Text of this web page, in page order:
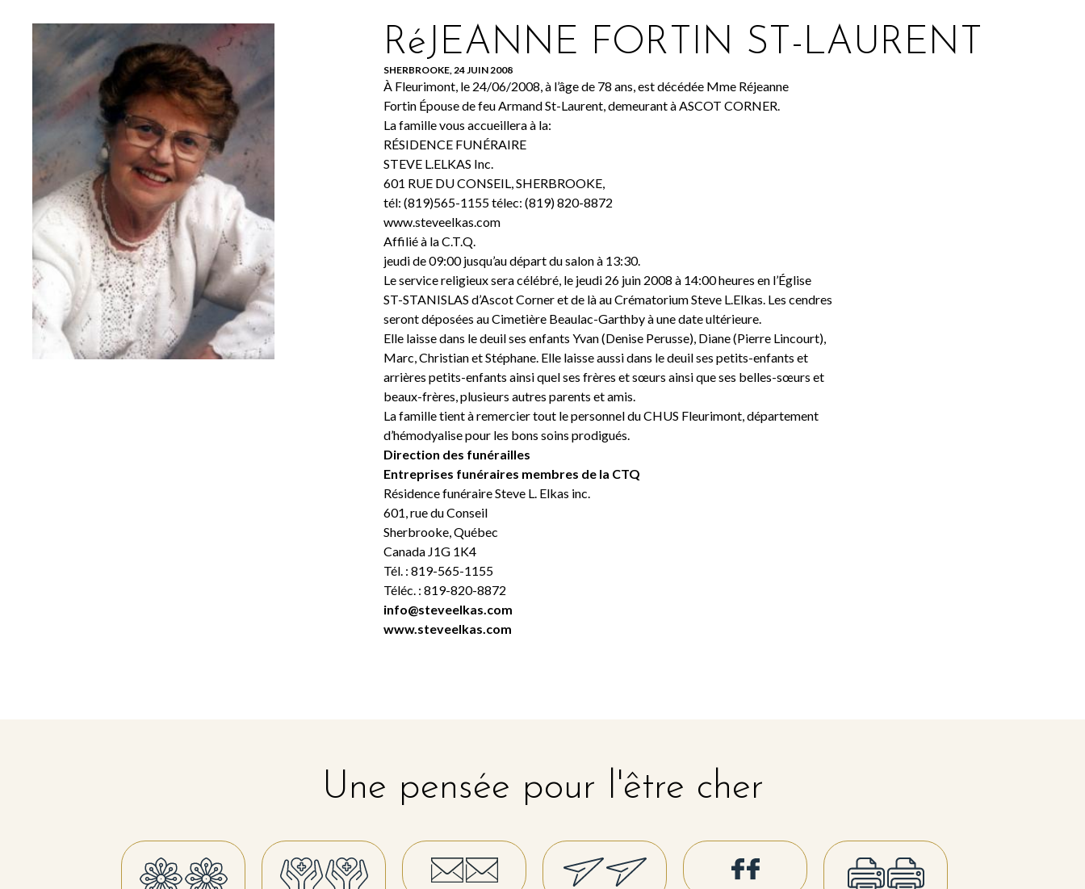
RéJEANNE FORTIN ST-LAURENT
SHERBROOKE, 24 JUIN 2008
À Fleurimont, le 24/06/2008, à l’âge de 78 ans, est décédée Mme Réjeanne
Fortin Épouse de feu Armand St-Laurent, demeurant à ASCOT CORNER.
La famille vous accueillera à la:
RÉSIDENCE FUNÉRAIRE
STEVE L.ELKAS Inc.
601 RUE DU CONSEIL, SHERBROOKE,
tél: (819)565-1155 télec: (819) 820-8872
www.steveelkas.com
Affilié à la C.T.Q.
jeudi de 09:00 jusqu’au départ du salon à 13:30.
Le service religieux sera célébré, le jeudi 26 juin 2008 à 14:00 heures en l’Église
ST-STANISLAS d’Ascot Corner et de là au Crématorium Steve L.Elkas. Les cendres
seront déposées au Cimetière Beaulac-Garthby à une date ultérieure.
Elle laisse dans le deuil ses enfants Yvan (Denise Perusse), Diane (Pierre Lincourt),
Marc, Christian et Stéphane. Elle laisse aussi dans le deuil ses petits-enfants et
arrières petits-enfants ainsi quel ses frères et sœurs ainsi que ses belles-sœurs et
beaux-frères, plusieurs autres parents et amis.
La famille tient à remercier tout le personnel du CHUS Fleurimont, département
d’hémodyalise pour les bons soins prodigués.
Direction des funérailles
Entreprises funéraires membres de la CTQ
Résidence funéraire Steve L. Elkas inc.
601, rue du Conseil
Sherbrooke, Québec
Canada J1G 1K4
Tél. : 819-565-1155
Téléc. : 819-820-8872
info@steveelkas.com
www.steveelkas.com
Une pensée pour l'être cher